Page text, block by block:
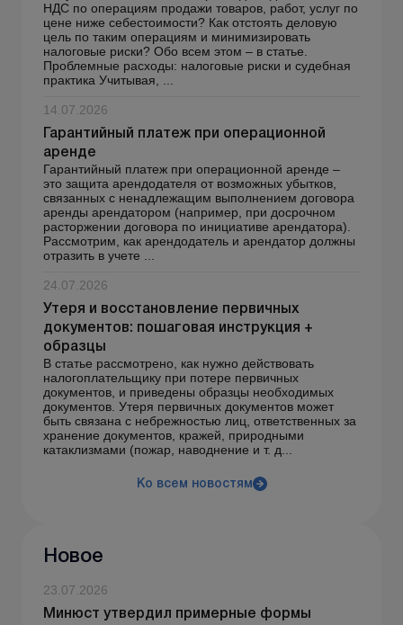
НДС по операциям продажи товаров, работ, услуг по
цене ниже себестоимости? Как отстоять деловую
цель по таким операциям и минимизировать
налоговые риски? Обо всем этом – в статье.
Проблемные расходы: налоговые риски и судебная
практика Учитывая, ...
14.07.2026
Гарантийный платеж при операционной
аренде
Гарантийный платеж при операционной аренде –
это защита арендодателя от возможных убытков,
связанных с ненадлежащим выполнением договора
аренды арендатором (например, при досрочном
расторжении договора по инициативе арендатора).
Рассмотрим, как арендодатель и арендатор должны
отразить в учете ...
24.07.2026
Утеря и восстановление первичных
документов: пошаговая инструкция +
образцы
В статье рассмотрено, как нужно действовать
налогоплательщику при потере первичных
документов, и приведены образцы необходимых
документов. Утеря первичных документов может
быть связана с небрежностью лиц, ответственных за
хранение документов, кражей, природными
катаклизмами (пожар, наводнение и т. д...
Ко всем новостям
Новое
23.07.2026
Минюст утвердил примерные формы